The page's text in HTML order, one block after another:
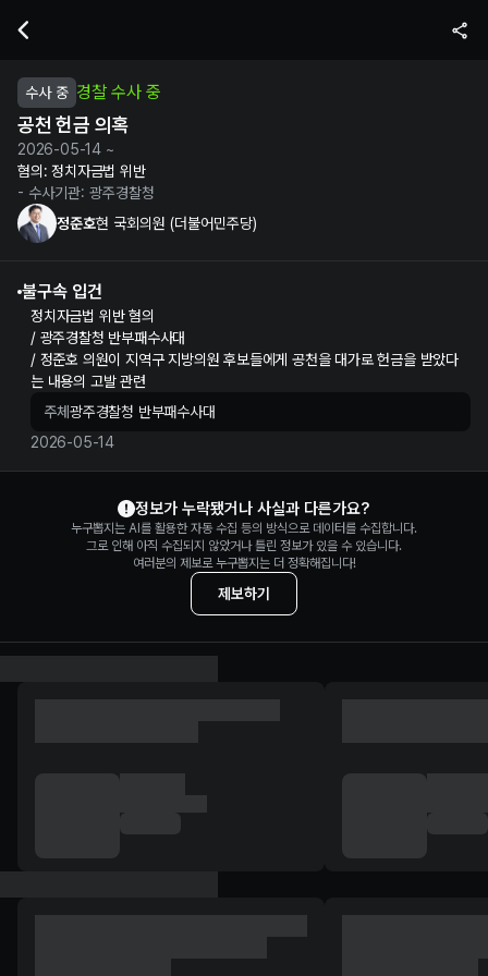
수사 중 경찰 수사 중
공천 헌금 의혹
2026-05-14 ~
혐의:정치자금법 위반
- 수사기관: 광주경찰청
정준호현 국회의원 (더불어민주당)
불구속 입건
정치자금법 위반 혐의
/ 광주경찰청 반부패수사대
/ 정준호 의원이 지역구 지방의원 후보들에게 공천을 대가로 헌금을 받았다
는 내용의 고발 관련
주체 광주경찰청 반부패수사대
2026-05-14
정보가 누락됐거나 사실과 다른가요?
누구뽑지는 AI를 활용한 자동 수집 등의 방식으로 데이터를 수집합니다.
그로 인해 아직 수집되지 않았거나 틀린 정보가 있을 수 있습니다.
여러분의 제보로 누구뽑지는 더 정확해집니다!
제보하기